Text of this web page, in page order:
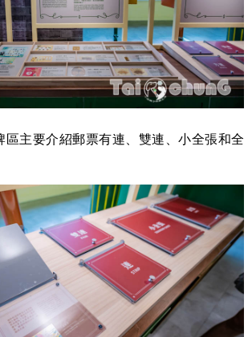
主要介紹郵票有連、雙連、小全張和全